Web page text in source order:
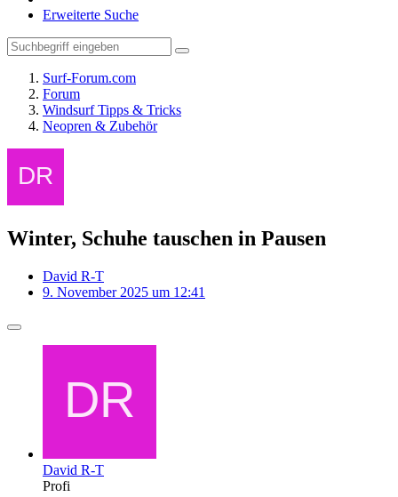
Erweiterte Suche
Surf-Forum.com
Forum
Windsurf Tipps & Tricks
Neopren & Zubehör
Winter, Schuhe tauschen in Pausen
David R-T
9. November 2025 um 12:41
David R-T
Profi